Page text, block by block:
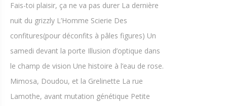
Fais-toi plaisir, ça ne va pas durer La dernière
nuit du grizzly L’Homme Scierie Des
confitures(pour déconfits à pâles figures) Un
samedi devant la porte Illusion d’optique dans
le champ de vision Une histoire à l’eau de rose.
Mimosa, Doudou, et la Grelinette La rue
Lamothe, avant mutation génétique Petite